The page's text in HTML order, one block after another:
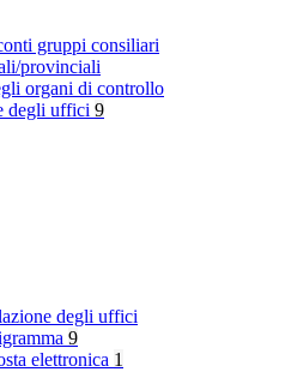
gruppi consiliari
provinciali
organi di controllo
degli uffici 9
degli uffici
9
elettronica 1